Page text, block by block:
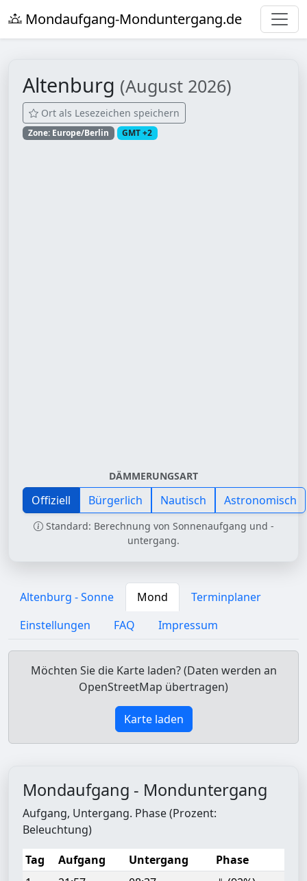
Mondaufgang-Monduntergang.de
Altenburg (August 2026)
Ort als Lesezeichen speichern
Zone: Europe/Berlin GMT +2
DÄMMERUNGSART
Offiziell Bürgerlich Nautisch Astronomisch
Standard: Berechnung von Sonnenaufgang und -
untergang.
Altenburg - Sonne Mond
Terminplaner
Einstellungen
FAQ Impressum
Möchten Sie die Karte laden? (Daten werden an
OpenStreetMap übertragen)
Karte laden
Mondaufgang - Monduntergang
Aufgang, Untergang. Phase (Prozent:
Beleuchtung)
Tag
Aufgang Untergang
Phase